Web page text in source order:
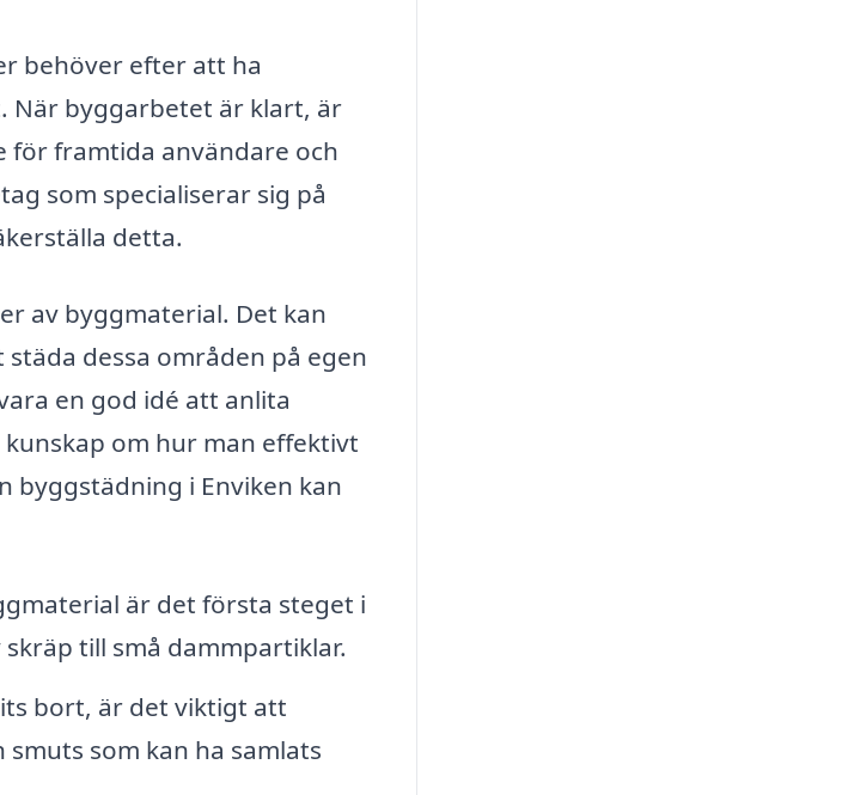
behöver efter att ha
När byggarbetet är klart, är
för framtida användare och
som specialiserar sig på
detta.
av byggmaterial. Det kan
dessa områden på egen
en god idé att anlita
om hur man effektivt
byggstädning i Enviken kan
är det första steget i
till små dammpartiklar.
bort, är det viktigt att
som kan ha samlats